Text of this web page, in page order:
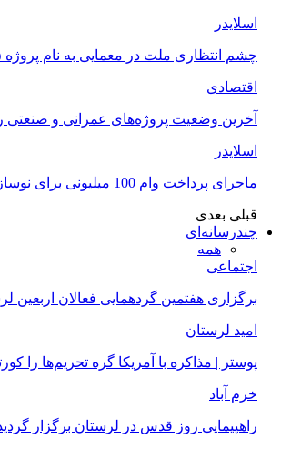
اسلایدر
چشم انتظاری ملت در معمایی به نام پروژه ۷۱۵ واحدی مسکن ملی خرم آباد
اقتصادی
آخرین وضعیت پروژه‌های عمرانی و صنعتی
اسلایدر
ماجرای پرداخت وام 100 میلیونی برای نوسازی تجهیزات کشاورزان لرستانی چیست؟
قبلی بعدی
چندرسانه‌ای
همه
اجتماعی
برگزاری هفتمین گردهمایی فعالان
امید لرستان
پوستر | مذاکره با آمریکا گره تحریم‌ها را
خرم آباد
راهپیمایی روز قدس در لرستان برگزار